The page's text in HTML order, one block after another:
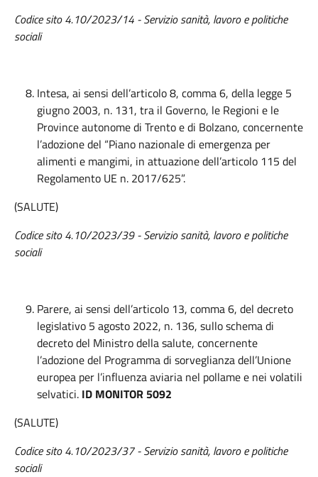
Codice sito 4.10/2023/14 - Servizio sanità, lavoro e politiche
sociali
Intesa, ai sensi dell’articolo 8, comma 6, della legge 5
giugno 2003, n. 131, tra il Governo, le Regioni e le
Province autonome di Trento e di Bolzano, concernente
l’adozione del “Piano nazionale di emergenza per
alimenti e mangimi, in attuazione dell’articolo 115 del
Regolamento UE n. 2017/625”.
(SALUTE)
Codice sito 4.10/2023/39- Servizio sanità, lavoro e politiche
sociali
Parere, ai sensi dell’articolo 13, comma 6, del decreto
legislativo 5 agosto 2022, n. 136, sullo schema di
decreto del Ministro della salute, concernente
l’adozione del Programma di sorveglianza dell’Unione
europea per l’influenza aviaria nel pollame e nei volatili
selvatici. ID MONITOR 5092
(SALUTE)
Codice sito 4.10/2023/37- Servizio sanità, lavoro e politiche
sociali